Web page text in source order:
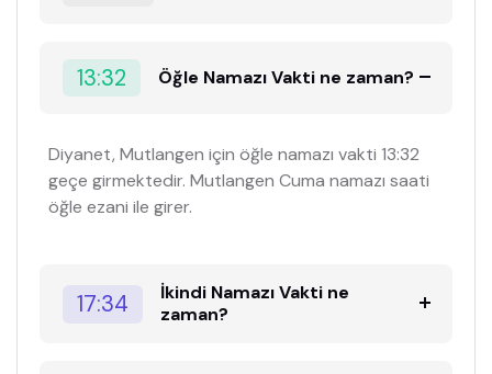
13:32 Öğle Namazı Vakti ne zaman?
Diyanet, Mutlangen için öğle namazı vakti 13:32
geçe girmektedir. Mutlangen Cuma namazı saati
öğle ezani ile girer.
17:34
İkindi Namazı Vakti ne
zaman?